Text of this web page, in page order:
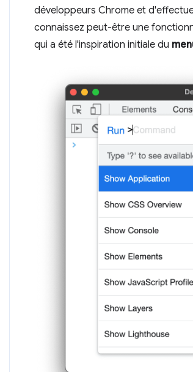
développeurs Chrome et
connaissez peut-être une
qui a été l'inspiration initiale du